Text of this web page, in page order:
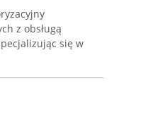
z obsługą
się w